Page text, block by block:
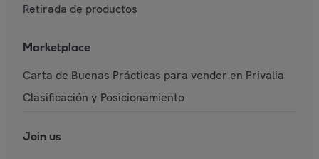
Retirada de productos
Marketplace
Carta de Buenas Prácticas para vender en Privalia
Clasificación y Posicionamiento
Join us